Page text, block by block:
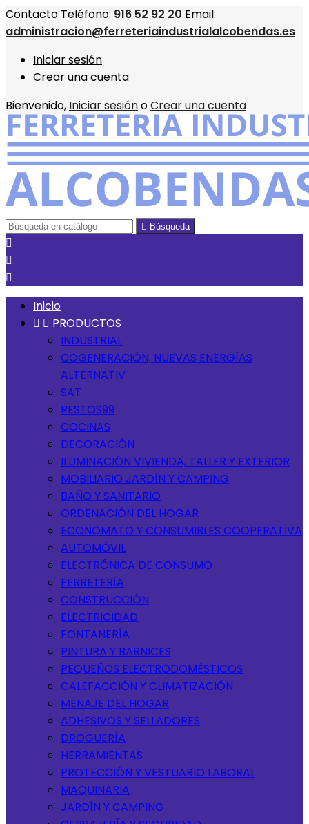
Contacto Teléfono: 916 52 92 20 Email:
administracion@ferreteriaindustrialalcobendas.es
Iniciar sesión
Crear una cuenta
Bienvenido, Iniciar sesiónoCrear una cuenta
 Búsqueda



Inicio
  PRODUCTOS
INDUSTRIAL
COGENERACIÓN, NUEVAS ENERGÍAS
ALTERNATIV
SAT
RESTOS99
COCINAS
DECORACIÓN
ILUMINACIÓN VIVIENDA, TALLER Y EXTERIOR
MOBILIARIO JARDÍN Y CAMPING
BAÑO Y SANITARIO
ORDENACIÓN DEL HOGAR
ECONOMATO Y CONSUMIBLES COOPERATIVA
AUTOMÓVIL
ELECTRÓNICA DE CONSUMO
FERRETERÍA
CONSTRUCCIÓN
ELECTRICIDAD
FONTANERÍA
PINTURA Y BARNICES
PEQUEÑOS ELECTRODOMÉSTICOS
CALEFACCIÓN Y CLIMATIZACIÓN
MENAJE DEL HOGAR
ADHESIVOS Y SELLADORES
DROGUERÍA
HERRAMIENTAS
PROTECCIÓN Y VESTUARIO LABORAL
MAQUINARIA
JARDÍN Y CAMPING